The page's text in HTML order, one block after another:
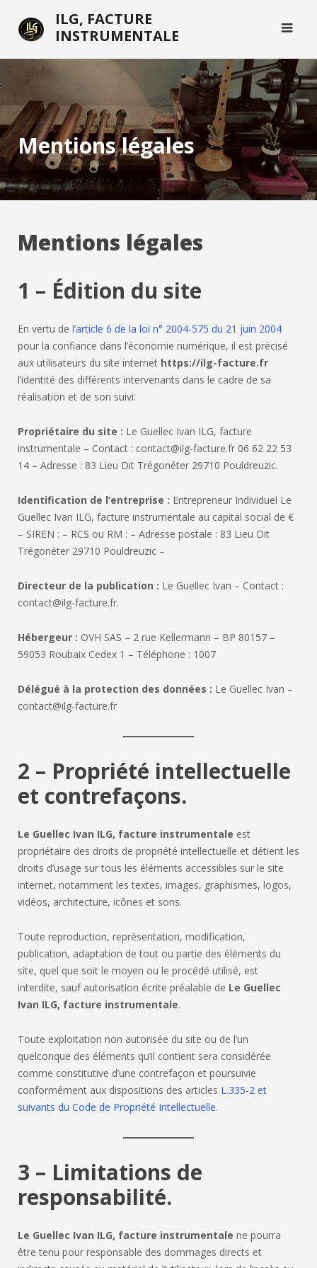
content
ILG, FACTURE
INSTRUMENTALE
Mentions légales
Mentions légales
1 – Édition du site
En vertu de l’article 6 de la loi n° 2004-575 du 21 juin 2004
pour la confiance dans l’économie numérique, il est précisé
aux utilisateurs du site internet https://ilg-facture.fr
l’identité des différents intervenants dans le cadre de sa
réalisation et de son suivi:
Propriétaire du site : Le Guellec Ivan ILG, facture
instrumentale – Contact : contact@ilg-facture.fr 06 62 22 53
14 – Adresse : 83 Lieu Dit Trégonéter 29710 Pouldreuzic.
Identification de l’entreprise : Entrepreneur Individuel Le
Guellec Ivan ILG, facture instrumentale au capital social de €
– SIREN : – RCS ou RM : – Adresse postale : 83 Lieu Dit
Trégonéter 29710 Pouldreuzic –
Directeur de la publication : Le Guellec Ivan – Contact :
contact@ilg-facture.fr.
Hébergeur : OVH SAS – 2 rue Kellermann – BP 80157 –
59053 Roubaix Cedex 1 – Téléphone : 1007
Délégué à la protection des données : Le Guellec Ivan –
contact@ilg-facture.fr
2 – Propriété intellectuelle
et contrefaçons.
Le Guellec Ivan ILG, facture instrumentale est
propriétaire des droits de propriété intellectuelle et détient les
droits d’usage sur tous les éléments accessibles sur le site
internet, notamment les textes, images, graphismes, logos,
vidéos, architecture, icônes et sons.
Toute reproduction, représentation, modification,
publication, adaptation de tout ou partie des éléments du
site, quel que soit le moyen ou le procédé utilisé, est
interdite, sauf autorisation écrite préalable de Le Guellec
Ivan ILG, facture instrumentale.
Toute exploitation non autorisée du site ou de l’un
quelconque des éléments qu’il contient sera considérée
comme constitutive d’une contrefaçon et poursuivie
conformément aux dispositions des articles L.335-2 et
suivants du Code de Propriété Intellectuelle.
3 – Limitations de
responsabilité.
Le Guellec Ivan ILG, facture instrumentale ne pourra
être tenu pour responsable des dommages directs et